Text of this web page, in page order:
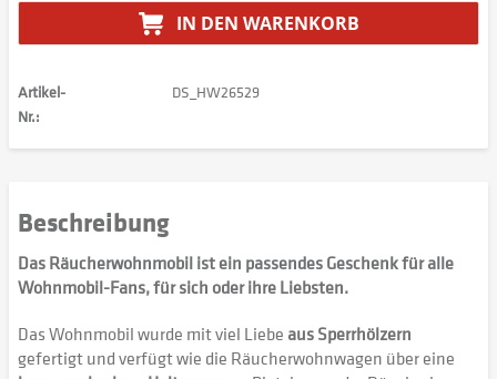
IN DEN WARENKORB
Artikel-
Nr.:
DS_HW26529
Beschreibung
Das Räucherwohnmobil ist ein passendes Geschenk für alle
Wohnmobil-Fans, für sich oder ihre Liebsten.
Das Wohnmobil wurde mit viel Liebe aus Sperrhölzern
gefertigt und verfügt wie die Räucherwohnwagen über eine